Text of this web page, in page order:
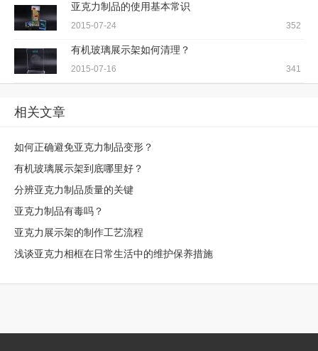
亚克力制品的使用基本常识
2015-07-24 352
有机玻璃展示架如何清理？
2015-07-16 341
相关文章
如何正确避免亚克力制品变形？
有机玻璃展示架到底哪里好？
分辨亚克力制品质量的关键
亚克力制品有毒吗？
亚克力展示架的制作工艺流程
浅谈亚克力相框在日常生活中的维护保养措施